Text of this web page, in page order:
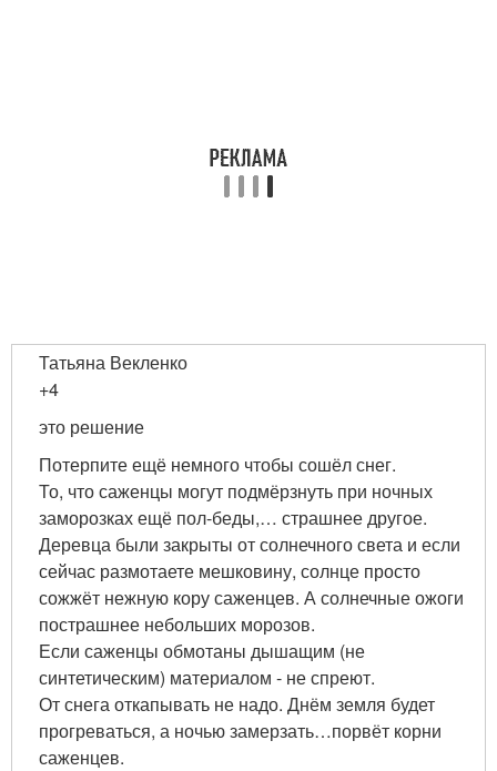
Татьяна Векленко
+4
это решение
Потерпите ещё немного чтобы сошёл снег.
То, что саженцы могут подмёрзнуть при ночных
заморозках ещё пол-беды,… страшнее другое.
Деревца были закрыты от солнечного света и если
сейчас размотаете мешковину, солнце просто
сожжёт нежную кору саженцев. А солнечные ожоги
пострашнее небольших морозов.
Если саженцы обмотаны дышащим (не
синтетическим) материалом - не спреют.
От снега откапывать не надо. Днём земля будет
прогреваться, а ночью замерзать…порвёт корни
саженцев.